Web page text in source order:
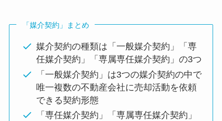
「媒介契約」まとめ
媒介契約の種類は「一般媒介契約」「専
任媒介契約」「専属専任媒介契約」の3つ
「一般媒介契約」は3つの媒介契約の中で
唯一複数の不動産会社に売却活動を依頼
できる契約形態
「専任媒介契約」「専属専任媒介契約」